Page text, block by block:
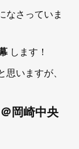
なさっていま
します！
いますが、
岡崎中央